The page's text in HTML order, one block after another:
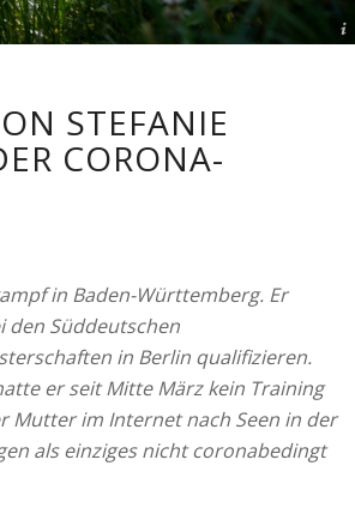
© Stefanie Morlok
STEFANIE
CORONA-
in Baden-Württemberg. Er
den Süddeutschen
in Berlin qualifizieren.
er seit Mitte März kein Training
Mutter im Internet nach Seen in der
als einziges nicht coronabedingt